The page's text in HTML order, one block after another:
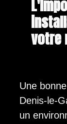
votre
Une
Denis-le-
un